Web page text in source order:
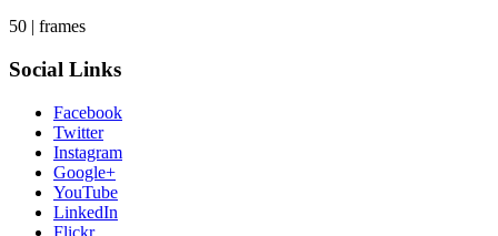
50 | frames
Social Links
Facebook
Twitter
Instagram
Google+
YouTube
LinkedIn
Flickr